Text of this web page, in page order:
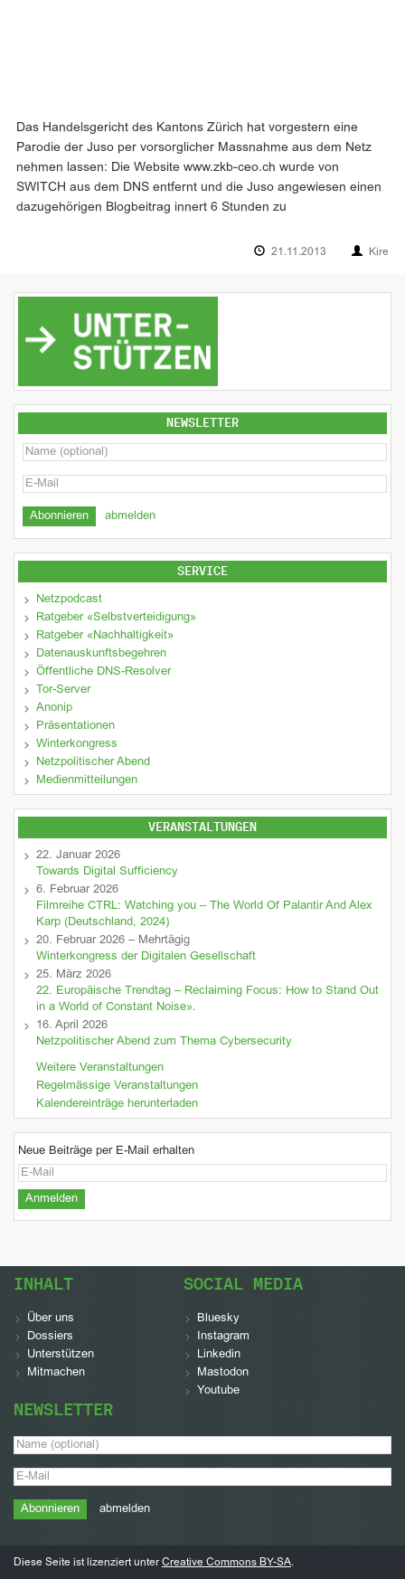
Das Handelsgericht des Kantons Zürich hat vorgestern eine
Parodie der Juso per vorsorglicher Massnahme aus dem Netz
nehmen lassen: Die Website www.zkb-ceo.ch wurde von
SWITCH aus dem DNS entfernt und die Juso angewiesen einen
dazugehörigen Blogbeitrag innert 6 Stunden zu
21.11.2013 Kire
NEWSLETTER
abmelden
SERVICE
Netzpodcast
Ratgeber «Selbstverteidigung»
Ratgeber «Nachhaltigkeit»
Datenauskunftsbegehren
Öffentliche DNS-Resolver
Tor-Server
Anonip
Präsentationen
Winterkongress
Netzpolitischer Abend
Medienmitteilungen
VERANSTALTUNGEN
22. Januar 2026
Towards Digital Sufficiency
6. Februar 2026
Filmreihe CTRL: Watching you – The World Of Palantir And Alex
Karp (Deutschland, 2024)
20. Februar 2026 – Mehrtägig
Winterkongress der Digitalen Gesellschaft
25. März 2026
22. Europäische Trendtag – Reclaiming Focus: How to Stand Out
in a World of Constant Noise».
16. April 2026
Netzpolitischer Abend zum Thema Cybersecurity
Weitere Veranstaltungen
Regelmässige Veranstaltungen
Kalendereinträge herunterladen
Neue Beiträge per E-Mail erhalten
INHALT
Über uns
Dossiers
Unterstützen
Mitmachen
SOCIAL MEDIA
Bluesky
Instagram
Linkedin
Mastodon
Youtube
NEWSLETTER
abmelden
Diese Seite ist lizenziert unter Creative Commons BY-SA.